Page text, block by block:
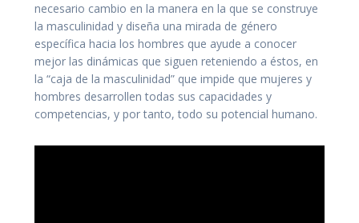
necesario cambio en la manera en la que se construye
la masculinidad y diseña una mirada de género
específica hacia los hombres que ayude a conocer
mejor las dinámicas que siguen reteniendo a éstos, en
la “caja de la masculinidad” que impide que mujeres y
hombres desarrollen todas sus capacidades y
competencias, y por tanto, todo su potencial humano.